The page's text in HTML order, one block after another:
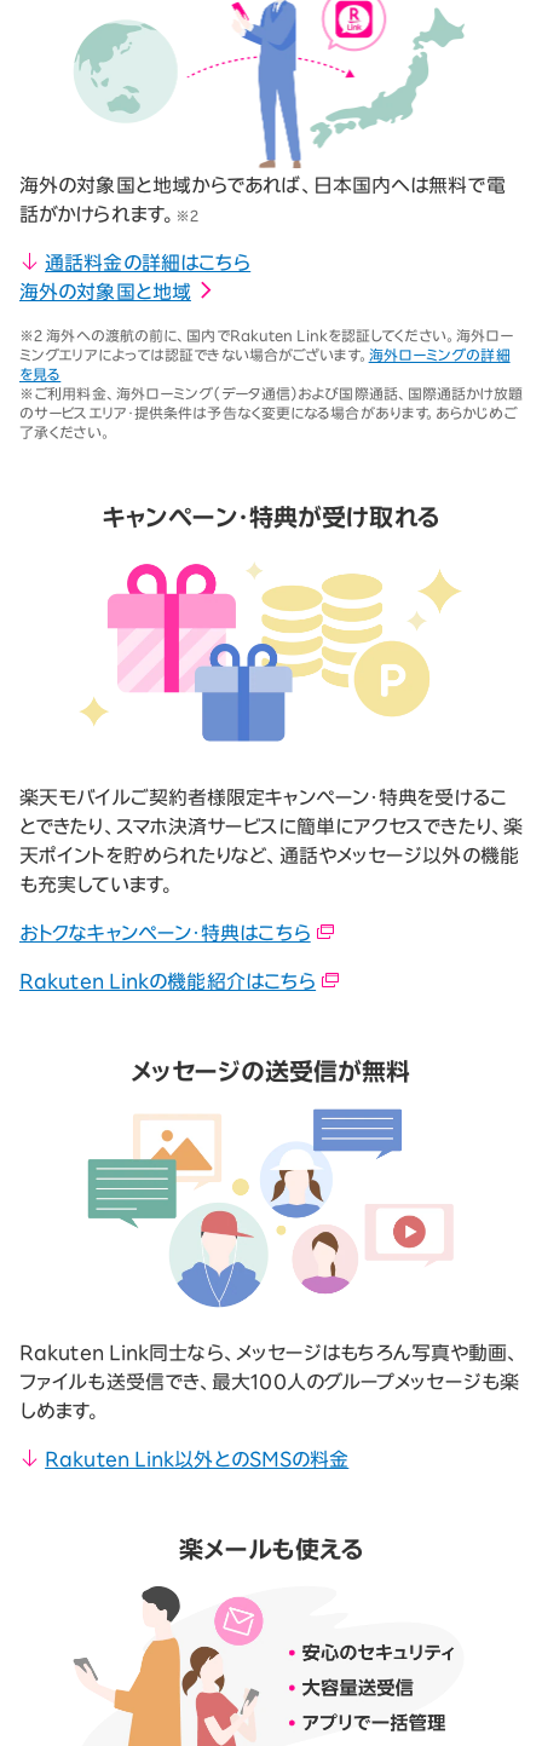
海外の対象国と地域からであれば、日本国内へは無料で電
話がかけられます。 ※2
通話料金の詳細はこちら
海外の対象国と地域
※2 海外への渡航の前に、国内でRakuten Linkを認証してください。海外ロー
ミングエリアによっては認証できない場合がございます。 海外ローミングの詳細
を見る
※ご利用料金、海外ローミング（データ通信）および国際通話、国際通話かけ放題
のサービスエリア・提供条件は予告なく変更になる場合があります。あらかじめご
了承ください。
キャンペーン・特典が受け取れる
楽天モバイルご契約者様限定キャンペーン・特典を受けるこ
とできたり、スマホ決済サービスに簡単にアクセスできたり、楽
天ポイントを貯められたりなど、通話やメッセージ以外の機能
も充実しています。
おトクなキャンペーン・特典はこちら
Rakuten Linkの機能紹介はこちら
メッセージの送受信が無料
Rakuten Link同士なら、メッセージはもちろん写真や動画、
ファイルも送受信でき、最大100人のグループメッセージも楽
しめます。
Rakuten Link以外とのSMSの料金
楽メールも使える